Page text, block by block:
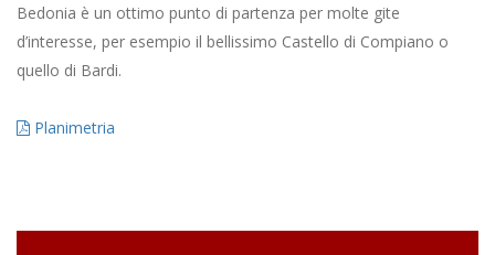
Bedonia è un ottimo punto di partenza per molte gite
d’interesse, per esempio il bellissimo Castello di Compiano o
quello di Bardi.
Planimetria